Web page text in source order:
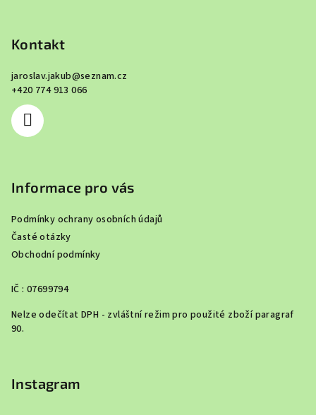
Kontakt
jaroslav.jakub@seznam.cz
+420 774 913 066
Informace pro vás
Podmínky ochrany osobních údajů
Časté otázky
Obchodní podmínky
IČ : 07699794
Nelze odečítat DPH - zvláštní režim pro použité zboží paragraf
90.
Instagram